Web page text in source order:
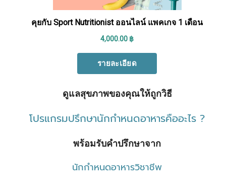
ดูแลสุขภาพของคุณให้ถูกวิธี
โปรแกรมปรึกษานักกำหนดอาหารคืออะไร ?
พร้อมรับคำปรึกษาจาก
นักกำหนดอาหารวิชาชีพ